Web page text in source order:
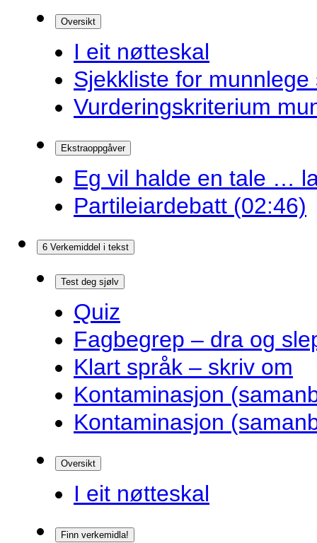
Oversikt
I eit nøtteskal
Sjekkliste for munnlege
Vurderingskriterium
Ekstraoppgåver
Eg vil halde en tale …
Partileiardebatt (02:46)
6 Verkemiddel i tekst
Test deg sjølv
Quiz
Fagbegrep – dra og
Klart språk – skriv om
Kontaminasjon
Kontaminasjon
Oversikt
I eit nøtteskal
Finn verkemidla!